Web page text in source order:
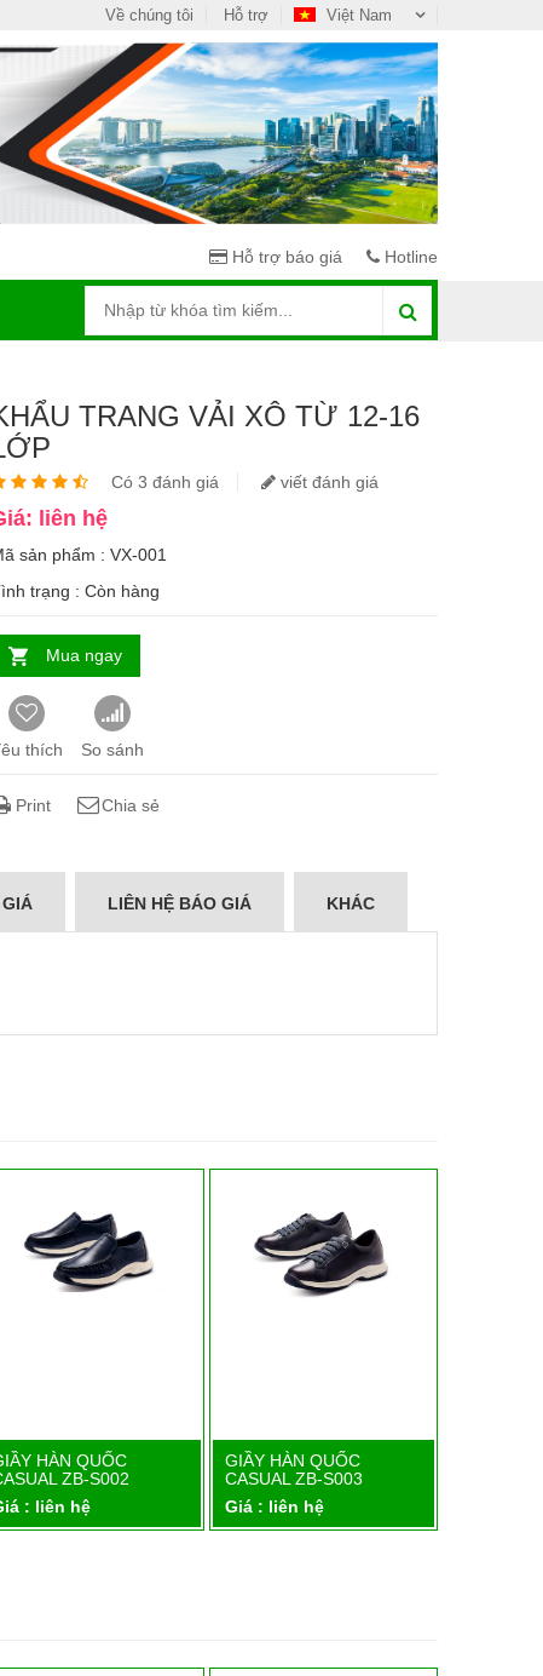
Việt Nam
Về chúng tôi Hỗ trợ
Hỗ trợ báo giá Hotline
TRANG VẢI XÔ TỪ 12-16
Có 3 đánh giá viết đánh giá
liên hệ
sản phẩm : VX-001
trạng : Còn hàng
Mua ngay
thích So sánh
Print Chia sẻ
LIÊN HỆ BÁO GIÁ KHÁC
Chi tiết
GIẦY HÀN QUỐC
CASUAL ZB-S003
GIẦY BẢO HỘ HÀN
QUỐC ZIBEN…